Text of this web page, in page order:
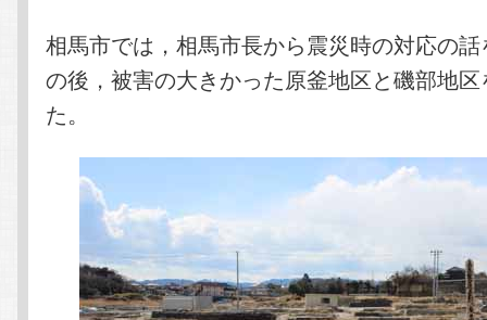
相馬市では，相馬市長から震災時の対応の
の後，被害の大きかった原釜地区と磯部地
た。